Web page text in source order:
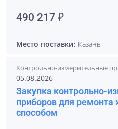
490 217 ₽
Место поставки: Казань
Контрольно-измерительные
05.08.2026
Закупка контрольно-
приборов для ремонта
способом